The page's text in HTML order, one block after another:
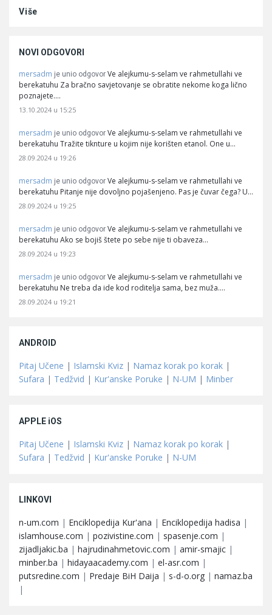
Više
NOVI ODGOVORI
mersadm je unio odgovor Ve alejkumu-s-selam ve rahmetullahi ve
berekatuhu Za bračno savjetovanje se obratite nekome koga lično
poznajete.…
13.10.2024 u 15:25
mersadm je unio odgovor Ve alejkumu-s-selam ve rahmetullahi ve
berekatuhu Tražite tiknture u kojim nije korišten etanol. One u…
28.09.2024 u 19:26
mersadm je unio odgovor Ve alejkumu-s-selam ve rahmetullahi ve
berekatuhu Pitanje nije dovoljno pojašenjeno. Pas je čuvar čega? U…
28.09.2024 u 19:25
mersadm je unio odgovor Ve alejkumu-s-selam ve rahmetullahi ve
berekatuhu Ako se bojiš štete po sebe nije ti obaveza…
28.09.2024 u 19:23
mersadm je unio odgovor Ve alejkumu-s-selam ve rahmetullahi ve
berekatuhu Ne treba da ide kod roditelja sama, bez muža.…
28.09.2024 u 19:21
ANDROID
Pitaj Učene | Islamski Kviz | Namaz korak po korak |
Sufara | Tedžvid | Kur'anske Poruke | N-UM | Minber
APPLE iOS
Pitaj Učene | Islamski Kviz | Namaz korak po korak |
Sufara | Tedžvid | Kur'anske Poruke | N-UM
LINKOVI
n-um.com | Enciklopedija Kur'ana | Enciklopedija hadisa |
islamhouse.com | pozivistine.com | spasenje.com |
zijadljakic.ba | hajrudinahmetovic.com | amir-smajic |
minber.ba | hidayaacademy.com | el-asr.com |
putsredine.com | Predaje BiH Daija | s-d-o.org | namaz.ba
|